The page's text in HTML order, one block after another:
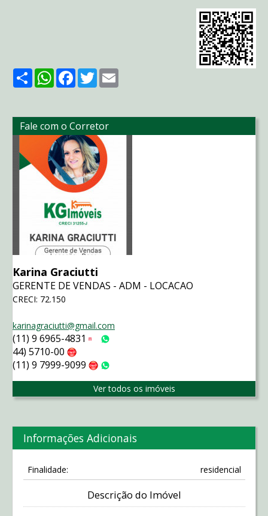
ShareWhatsApp
Facebook
Twitter
Fale com o Corretor
Karina Graciutti
GERENTE DE VENDAS - ADM - LOCACAO
CRECI: 72.150
karinagraciutti@gmail.com
(11) 9 6965-4831 Tim
44) 5710-00
(11) 9 7999-9099 Claro
Ver todos os imóveis
Informações Adicionais
Finalidade: residencial
Descrição do Imóvel